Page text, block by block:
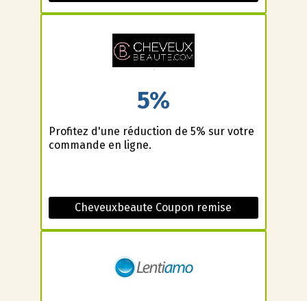
5%
Profitez d'une réduction de 5% sur votre
commande en ligne.
Cheveuxbeaute Coupon remise